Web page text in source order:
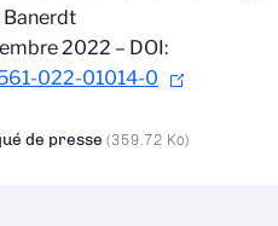
Banerdt
2022 – DOI:
022-01014-0
de presse (359.72 Ko)